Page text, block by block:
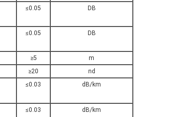
≤0.05 DB
≤0.05 DB
≥5
m
≥20 nd
≤0.03 dB/km
≤0.03 dB/km